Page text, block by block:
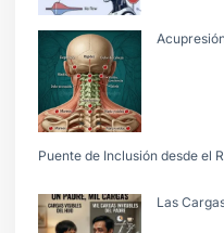
Puente de Inclusión desde el
Las